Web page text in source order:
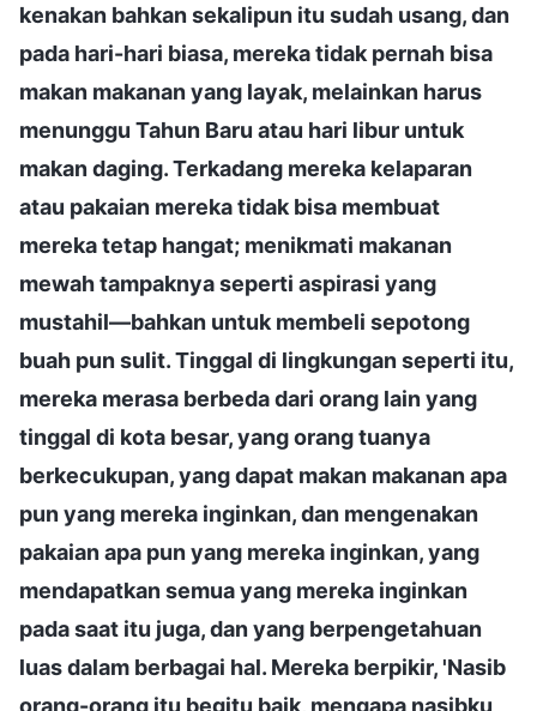
kenakan bahkan sekalipun itu sudah usang, dan
pada hari-hari biasa, mereka tidak pernah bisa
makan makanan yang layak, melainkan harus
menunggu Tahun Baru atau hari libur untuk
makan daging. Terkadang mereka kelaparan
atau pakaian mereka tidak bisa membuat
mereka tetap hangat; menikmati makanan
mewah tampaknya seperti aspirasi yang
mustahil—bahkan untuk membeli sepotong
buah pun sulit. Tinggal di lingkungan seperti itu,
mereka merasa berbeda dari orang lain yang
tinggal di kota besar, yang orang tuanya
berkecukupan, yang dapat makan makanan apa
pun yang mereka inginkan, dan mengenakan
pakaian apa pun yang mereka inginkan, yang
mendapatkan semua yang mereka inginkan
pada saat itu juga, dan yang berpengetahuan
luas dalam berbagai hal. Mereka berpikir, 'Nasib
orang-orang itu begitu baik, mengapa nasibku